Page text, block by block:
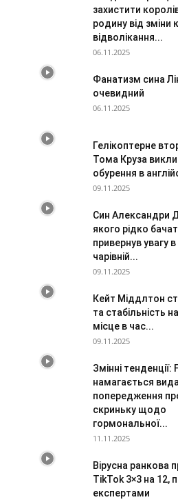
захистити
родину від зміни
відволікання...
06.11.2025
Фанатизм сина
очевидний
06.11.2025
Гелікоптерне
Тома Круза
обурення в
09.11.2025
Син Александри
якого рідко
привернув увагу в
чарівній...
09.11.2025
Кейт Міддлтон
та стабільність
місце в час...
09.11.2025
Змінні тенденції:
намагається
попередження
скриньку щодо
гормональної...
11.11.2025
Вірусна ранкова
TikTok 3×3 на 12,
експертами